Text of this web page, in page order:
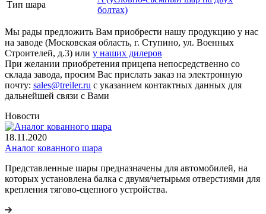
Тип шара
болтах)
Мы рады предложить Вам приобрести нашу продукцию у нас
на заводе (Московская область, г. Ступино, ул. Военных
Строителей, д.3) или у наших дилеров
При желании приобретения прицепа непосредственно со
склада завода, просим Вас прислать заказ на электронную
почту: sales@treiler.ru с указанием контактных данных для
дальнейшей связи с Вами
Новости
18.11.2020
Аналог кованного шара
Представленные шары предназначены для автомобилей, на
которых установлена балка с двумя/четырьмя отверстиями для
крепления тягово-сцепного устройства.